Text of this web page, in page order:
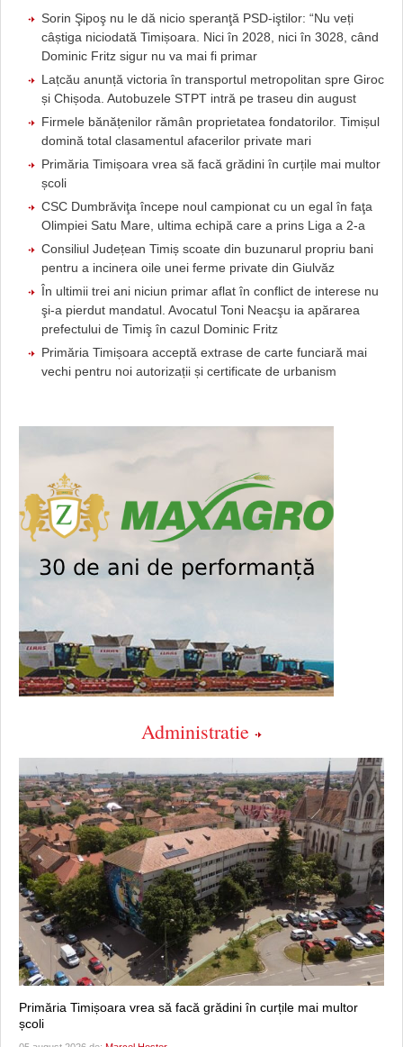
Sorin Şipoş nu le dă nicio speranţă PSD-iştilor: “Nu veți
câștiga niciodată Timișoara. Nici în 2028, nici în 3028, când
Dominic Fritz sigur nu va mai fi primar
Lațcău anunță victoria în transportul metropolitan spre Giroc
și Chișoda. Autobuzele STPT intră pe traseu din august
Firmele bănățenilor rămân proprietatea fondatorilor. Timișul
domină total clasamentul afacerilor private mari
Primăria Timișoara vrea să facă grădini în curțile mai multor
școli
CSC Dumbrăviţa începe noul campionat cu un egal în faţa
Olimpiei Satu Mare, ultima echipă care a prins Liga a 2-a
Consiliul Județean Timiș scoate din buzunarul propriu bani
pentru a incinera oile unei ferme private din Giulvăz
În ultimii trei ani niciun primar aflat în conflict de interese nu
şi-a pierdut mandatul. Avocatul Toni Neacşu ia apărarea
prefectului de Timiş în cazul Dominic Fritz
Primăria Timișoara acceptă extrase de carte funciară mai
vechi pentru noi autorizații și certificate de urbanism
Administratie
Primăria Timișoara vrea să facă grădini în curțile mai multor
școli